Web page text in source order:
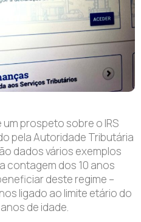
prospeto sobre o IRS
pela Autoridade Tributária
dados vários exemplos
contagem dos 10 anos
deste regime –
ligado ao limite etário do
de idade.